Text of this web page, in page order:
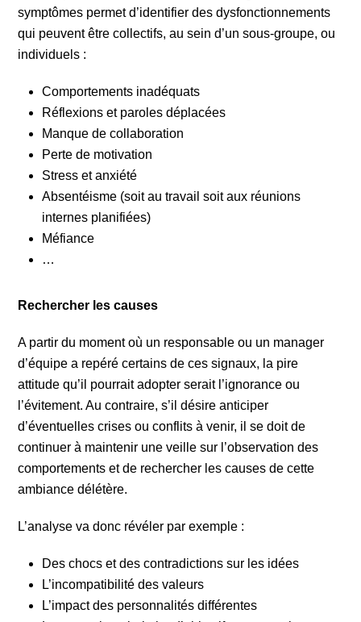
symptômes permet d’identifier des dysfonctionnements
qui peuvent être collectifs, au sein d’un sous-groupe, ou
individuels :
Comportements inadéquats
Réflexions et paroles déplacées
Manque de collaboration
Perte de motivation
Stress et anxiété
Absentéisme (soit au travail soit aux réunions
internes planifiées)
Méfiance
…
Rechercher les causes
A partir du moment où un responsable ou un manager
d’équipe a repéré certains de ces signaux, la pire
attitude qu’il pourrait adopter serait l’ignorance ou
l’évitement. Au contraire, s’il désire anticiper
d’éventuelles crises ou conflits à venir, il se doit de
continuer à maintenir une veille sur l’observation des
comportements et de rechercher les causes de cette
ambiance délétère.
L’analyse va donc révéler par exemple :
Des chocs et des contradictions sur les idées
L’incompatibilité des valeurs
L’impact des personnalités différentes